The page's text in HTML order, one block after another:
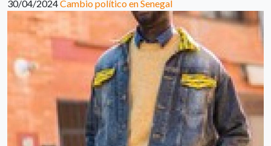
30/04/2024Cambio político en Senegal